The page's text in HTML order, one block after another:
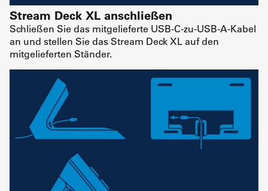
Stream Deck XL anschließen
Schließen Sie das mitgelieferte USB-C-zu-USB-A-Kabel
an und stellen Sie das Stream Deck XL auf den
mitgelieferten Ständer.